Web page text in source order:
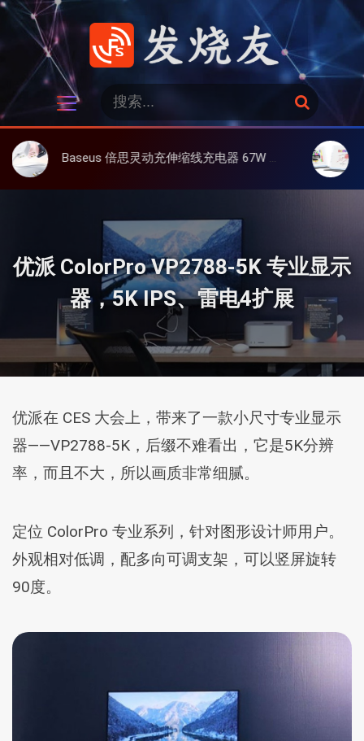
跳
发烧友
：
搜
索
Baseus 倍思灵动充伸缩线充电器 67W 3C，超耐用可伸缩线、氮化镓、3C多设备同时充 大上
优派 ColorPro VP2788-5K 专业显示
器，5K IPS、雷电4扩展
优派在 CES 大会上，带来了一款小尺寸专业显示
器——VP2788-5K，后缀不难看出，它是5K分辨
率，而且不大，所以画质非常细腻。
定位 ColorPro 专业系列，针对图形设计师用户。
外观相对低调，配多向可调支架，可以竖屏旋转
90度。